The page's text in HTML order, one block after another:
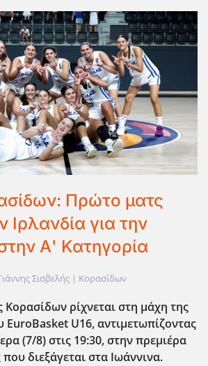
Πρώτο ματς
Ιρλανδία για την
Α' Κατηγορία
Σιαβελής | Κορασίδων
Κορασίδων ρίχνεται στη μάχη της
EuroBasket U16, αντιμετωπίζοντας
(7/8) στις 19:30, στην πρεμιέρα
διεξάγεται στα Ιωάννινα.